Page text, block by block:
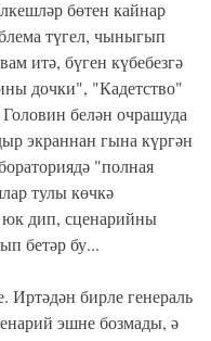
бөтен кайнар
түгел, чыныгып
итә, бүген күбебезгә
дочки", "Кадетство"
белән очрашуда
экраннан гына күргән
"полная
тулы көчкә
дип, сценарийны
бетәр бу...
бирле генераль
эшне бозмады, ә